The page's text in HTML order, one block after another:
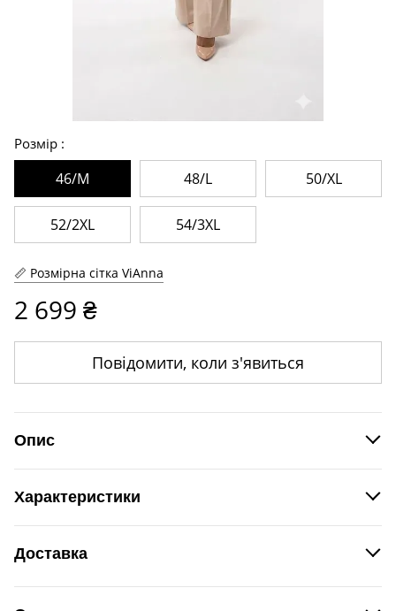
Розмір
46/M 48/L 50/XL
52/2XL 54/3XL
Розмірна сітка ViAnna
2 699 ₴
Повідомити, коли з'явиться
Опис
Характеристики
Виробник ViAnna, Україна
Доставка